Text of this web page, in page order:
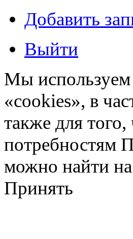
Добавить
Выйти
Мы
«cookies», в
также для
потребностям
можно найти
Принять